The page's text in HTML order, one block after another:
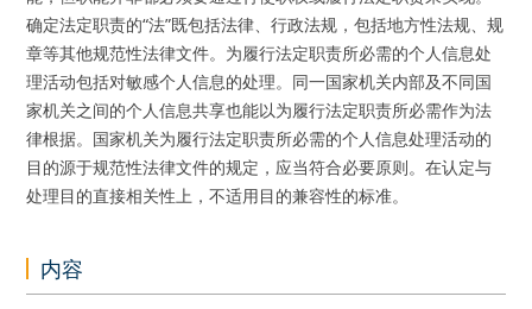
确定法定职责的“法”既包括法律、行政法规，包括地方性法规、规
章等其他规范性法律文件。为履行法定职责所必需的个人信息处
理活动包括对敏感个人信息的处理。同一国家机关内部及不同国
家机关之间的个人信息共享也能以为履行法定职责所必需作为法
律根据。国家机关为履行法定职责所必需的个人信息处理活动的
目的源于规范性法律文件的规定，应当符合必要原则。在认定与
处理目的直接相关性上，不适用目的兼容性的标准。
内容